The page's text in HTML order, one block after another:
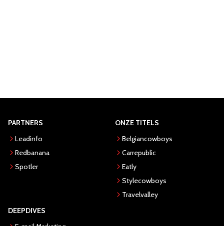
PARTNERS
Leadinfo
Redbanana
Spotler
ONZE TITELS
Belgiancowboys
Carrepublic
Eatly
Stylecowboys
Travelvalley
DEEPDIVES